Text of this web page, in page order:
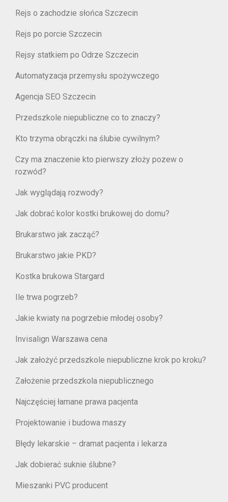
Rejs o zachodzie słońca Szczecin
Rejs po porcie Szczecin
Rejsy statkiem po Odrze Szczecin
Automatyzacja przemysłu spożywczego
Agencja SEO Szczecin
Przedszkole niepubliczne co to znaczy?
Kto trzyma obrączki na ślubie cywilnym?
Czy ma znaczenie kto pierwszy złoży pozew o
rozwód?
Jak wyglądają rozwody?
Jak dobrać kolor kostki brukowej do domu?
Brukarstwo jak zacząć?
Brukarstwo jakie PKD?
Kostka brukowa Stargard
Ile trwa pogrzeb?
Jakie kwiaty na pogrzebie młodej osoby?
Invisalign Warszawa cena
Jak założyć przedszkole niepubliczne krok po kroku?
Założenie przedszkola niepublicznego
Najczęściej łamane prawa pacjenta
Projektowanie i budowa maszy
Błędy lekarskie – dramat pacjenta i lekarza
Jak dobierać suknie ślubne?
Mieszanki PVC producent